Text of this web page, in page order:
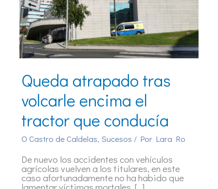
Queda atrapado tras
volcarle encima el
tractor que conducía
O Castro de Caldelas, Sucesos / Por Lara Ro
De nuevo los accidentes con vehículos
agrícolas vuelven a los titulares, en este
caso afortunadamente no ha habido que